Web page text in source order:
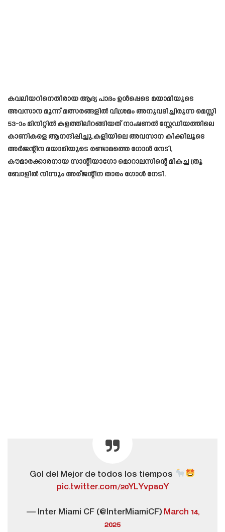
കവലിയറിനെതിരായ ആദ്യ പാദം ഉൾപ്പെടെ മയാമിയുടെ
അവസാന മൂന്ന് മത്സരങ്ങളിൽ വിശ്രമം അനുവദിച്ചിരുന്ന മെസ്സി
53-ാം മിനിറ്റിൽ കളത്തിലിറങ്ങിയത് നാഷണൽ സ്റ്റേഡിയത്തിലെ
കാണികളെ ആനന്ദിപ്പിച്ചു.കളിയിലെ അവസാന കിക്കിലൂടെ
അർജന്റീന മയാമിയുടെ രണ്ടാമത്തെ ഗോൾ നേടി,
കൗമാരക്കാരനായ സാന്റിയാഗോ മൊറാലസിന്റെ മികച്ച ത്രൂ
ബോളിൽ നിന്നും അര്ജന്റീന താരം ഗോൾ നേടി.
Gol del Mejor de todos los tiempos
pic.twitter.com/20YLYvp8oY
— Inter Miami CF (@InterMiamiCF) March 14,
2025